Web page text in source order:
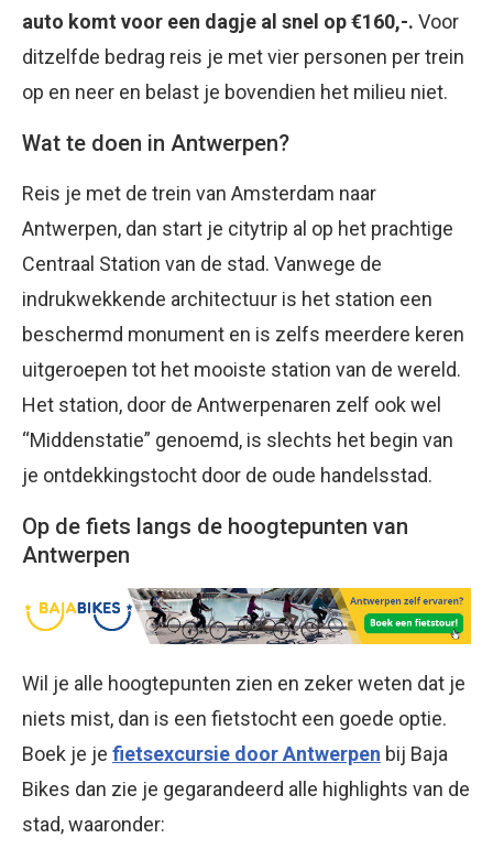
auto komt voor een dagje al snel op €160,-. Voor
ditzelfde bedrag reis je met vier personen per trein
op en neer en belast je bovendien het milieu niet.
Wat te doen in Antwerpen?
Reis je met de trein van Amsterdam naar
Antwerpen, dan start je citytrip al op het prachtige
Centraal Station van de stad. Vanwege de
indrukwekkende architectuur is het station een
beschermd monument en is zelfs meerdere keren
uitgeroepen tot het mooiste station van de wereld.
Het station, door de Antwerpenaren zelf ook wel
“Middenstatie” genoemd, is slechts het begin van
je ontdekkingstocht door de oude handelsstad.
Op de fiets langs de hoogtepunten van
Antwerpen
Wil je alle hoogtepunten zien en zeker weten dat je
niets mist, dan is een fietstocht een goede optie.
Boek je je fietsexcursie door Antwerpen bij Baja
Bikes dan zie je gegarandeerd alle highlights van de
stad, waaronder: